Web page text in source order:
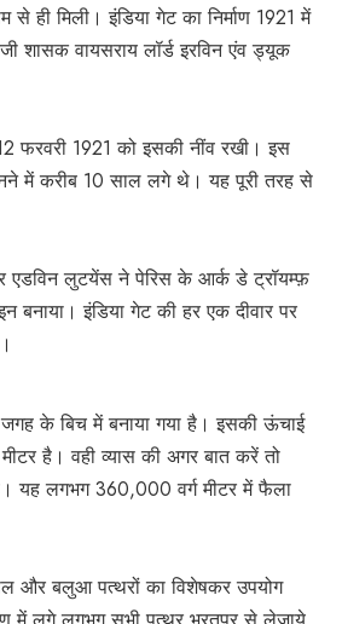
से ही मिली। इंडिया गेट का निर्माण 1921 में
शासक वायसराय लॉर्ड इरविन एंव ड्यूक
फरवरी 1921 को इसकी नींव रखी। इस
में करीब 10 साल लगे थे। यह पूरी तरह से
एडविन लुटयेंस ने पेरिस के आर्क डे ट्रॉयम्फ़
बनाया। इंडिया गेट की हर एक दीवार पर
के बिच में बनाया गया है। इसकी ऊंचाई
है। वही व्यास की अगर बात करें तो
यह लगभग 360,000 वर्ग मीटर में फैला
और बलुआ पत्थरों का विशेषकर उपयोग